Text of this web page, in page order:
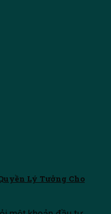
Lý Tưởng Cho